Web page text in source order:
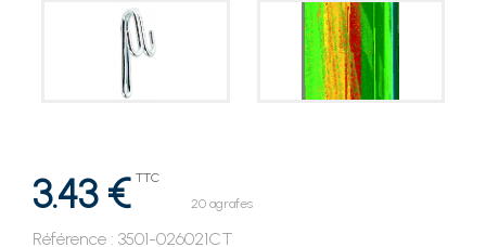
3.43 € TTC
20 agrafes
Référence : 3501-026021CT